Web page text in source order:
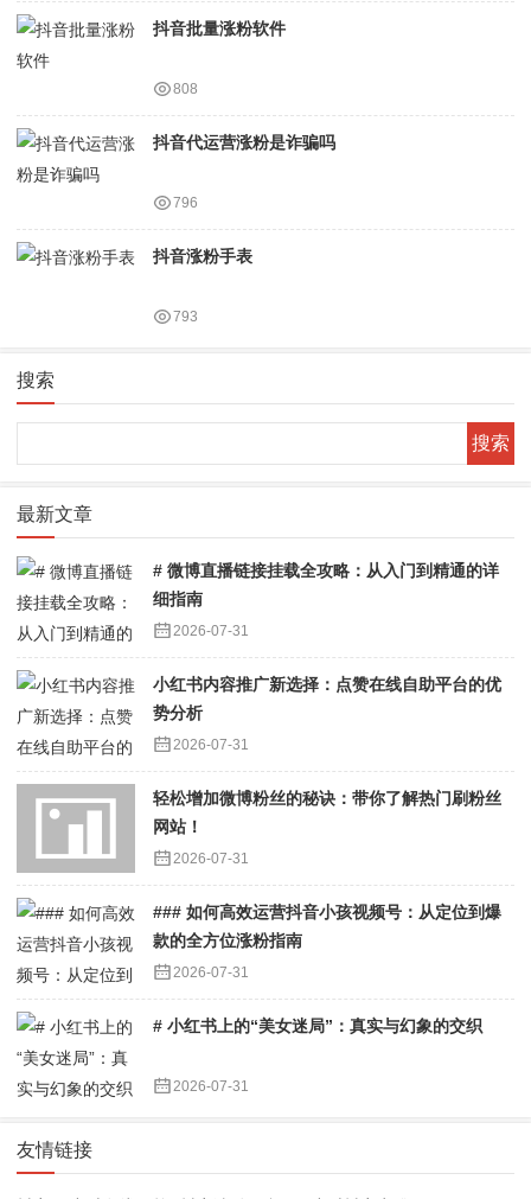
抖音批量涨粉软件
808
抖音代运营涨粉是诈骗吗
796
抖音涨粉手表
793
搜索
最新文章
# 微博直播链接挂载全攻略：从入门到精通的详
细指南
2026-07-31
小红书内容推广新选择：点赞在线自助平台的优
势分析
2026-07-31
轻松增加微博粉丝的秘诀：带你了解热门刷粉丝
网站！
2026-07-31
### 如何高效运营抖音小孩视频号：从定位到爆
款的全方位涨粉指南
2026-07-31
# 小红书上的“美女迷局”：真实与幻象的交织
2026-07-31
友情链接